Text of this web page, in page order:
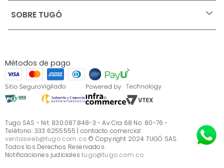
Ofertas vigentes
Términos, condiciones y restricciones para productos
S.A.S
Términos, condiciones y restricciones Tugó S.A.S
Instructivo cuidado de muebles
Sé parte de Tugó
¿Quiénes somos?
Servicio al cliente
SOBRE TUGÓ +
¿Quieres vender en Tugó?
Métodos de pago
Tugo SAS - Nit. 830.087.848-3 - Av Cra 68 No. 80-76 -
Teléfono: 333 6255555 | contacto comercial:
ventasweb@tugo.com.co © Copyright 2024 TUGÓ SAS.
Todos los Derechos Reservados.
Notificaciones judicialestugo@tugo.com.co